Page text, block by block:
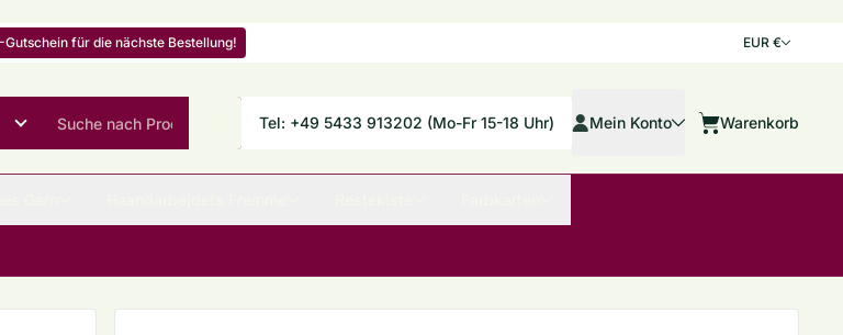
für die nächste Bestellung! Land/
EUR €
Tel: +49 5433 913202 (Mo-Fr 15-18 Uhr)
Mein Konto
Mein Konto Warenkorb
Warenkorb